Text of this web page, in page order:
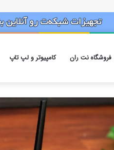
فروشگاه نت ران کامپیوتر و لپ تاپ